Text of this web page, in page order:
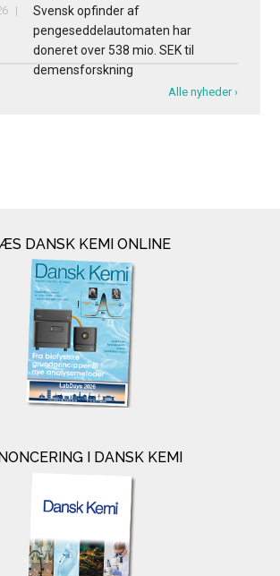
Svensk opfinder af
pengeseddelautomaten har
doneret over 538 mio. SEK til
demensforskning
Alle nyheder ›
DANSK KEMI ONLINE
I DANSK KEMI